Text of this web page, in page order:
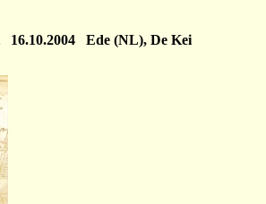
16.10.2004 Ede (NL), De Kei